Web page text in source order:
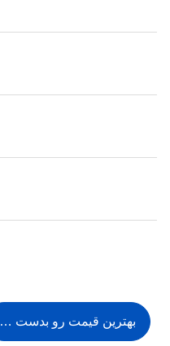
بهترین قیمت رو بدست بیار